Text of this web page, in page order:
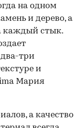
на одном
и дерево, а
каждый стык.
три
и
Мария
а качество